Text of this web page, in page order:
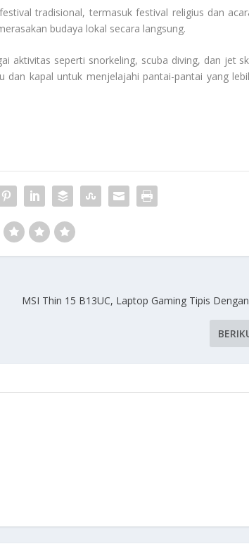
tradisional, termasuk festival religius dan
budaya lokal secara langsung.
aktivitas seperti snorkeling, scuba diving, dan jet
dan kapal untuk menjelajahi pantai-pantai yang
MSI Thin 15 B13UC, Laptop Gaming Tipis